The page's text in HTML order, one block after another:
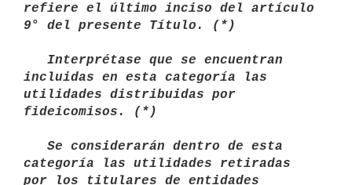
refiere el último inciso del artículo
9° del presente Título. (*)
incluidas en esta categoría las
utilidades distribuidas por
fideicomisos. (*)
categoría las utilidades retiradas
por los titulares de entidades